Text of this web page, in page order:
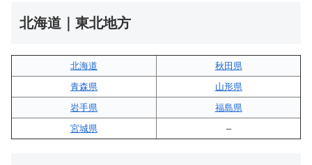
北海道｜東北地方
北海道
秋田県
青森県
山形県
岩手県
福島県
宮城県
–